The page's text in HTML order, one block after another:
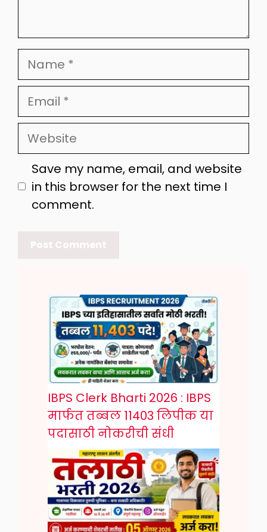
Name
Email
Website
Save my name, email, and website
in this browser for the next time I
comment.
IBPS Clerk Bharti 2026 : IBPS
मार्फत तब्बल 11403 लिपीक या
पदासाठी नोकरीची संधी